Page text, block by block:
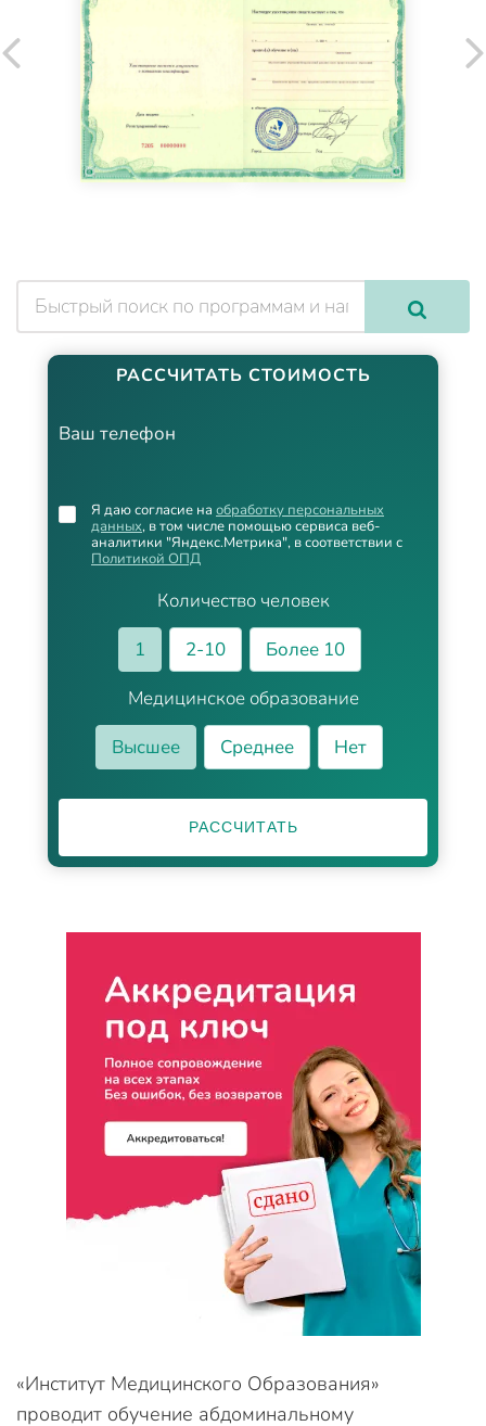
РАССЧИТАТЬ СТОИМОСТЬ
Ваш телефон
Количество человек
1
2-10
Более 10
Медицинское образование
Высшее
Среднее Нет
Я даю согласие на обработку персональных
данных, в том числе помощью сервиса веб-
аналитики "Яндекс.Метрика", в соответствии с
Политикой ОПД
РАССЧИТАТЬ
«Институт Медицинского Образования»
проводит обучение абдоминальному